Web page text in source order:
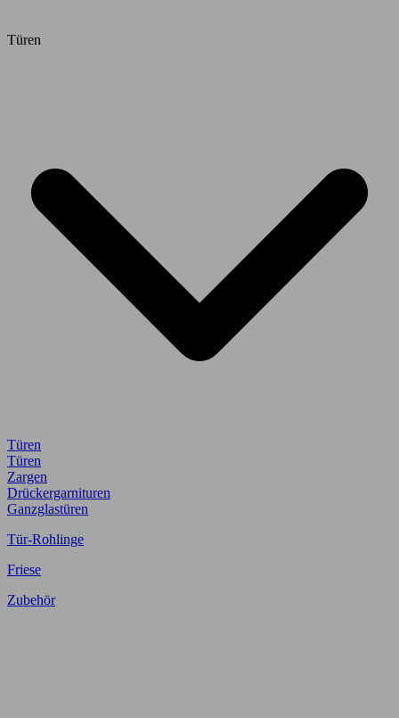
Türen
Türen
Türen
Zargen
Drückergarnituren
Ganzglastüren
Tür-Rohlinge
Friese
Zubehör